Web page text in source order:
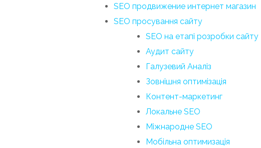
SEO продвижение интернет магазин
SEO просування сайту
SEO на етапі розробки сайту
Аудит сайту
Галузевий Аналіз
Зовнішня оптимізація
Контент-маркетинг
Локальне SEO
Міжнародне SEO
Мобільна оптимизація